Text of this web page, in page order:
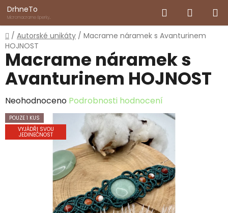
Přejít
na
obsah
DrhneTo
Micromacrame šperky
Hledat
KOŠÍK
Domů
/ Autorské unikáty / Macrame náramek s Avanturinem
HOJNOST
Macrame náramek s
Avanturinem HOJNOST
Průměrné
hodnocení
produktu
je
Neohodnoceno Podrobnosti hodnocení
POUZE 1 KUS
VYJÁDŘI SVOU
JEDINEČNOST